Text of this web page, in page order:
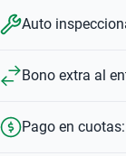
Auto
Bono extra al
Pago en